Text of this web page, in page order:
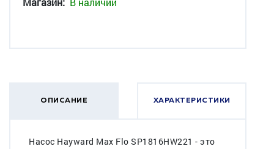
ОПИСАНИЕ ХАРАКТЕРИСТИКИ
Насос Hayward Max Flo SP1816HW221 - это